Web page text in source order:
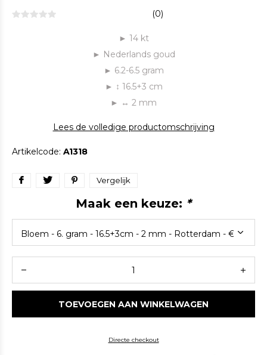
(0)
► 14 kt
► Nederlands goud
► 6.2-6.5 gram
► ↕ 16.5+3 cm
► ↔ 2 mm
Lees de volledige productomschrijving
Artikelcode: A1318
Vergelijk
Maak een keuze: *
TOEVOEGEN AAN WINKELWAGEN
Directe checkout